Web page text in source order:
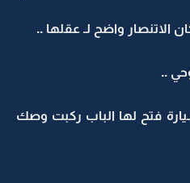
الاتنصار واضح لـ عقلها ..
..
فتح لها الباب ركبت وصك